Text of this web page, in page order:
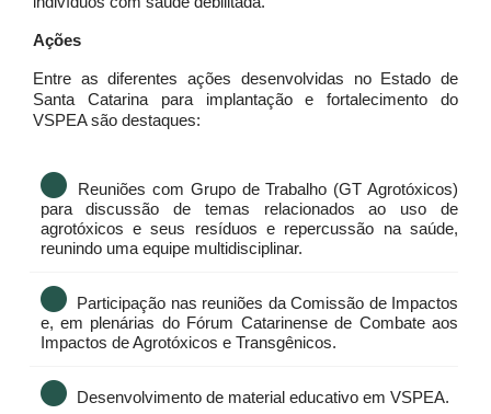
Ações
Entre as diferentes ações desenvolvidas no Estado de
Santa Catarina para implantação e fortalecimento do
VSPEA são destaques:
Reuniões com Grupo de Trabalho (GT Agrotóxicos)
para discussão de temas relacionados ao uso de
agrotóxicos e seus resíduos e repercussão na saúde,
reunindo uma equipe multidisciplinar.
Participação nas reuniões da Comissão de Impactos
e, em plenárias do Fórum Catarinense de Combate aos
Impactos de Agrotóxicos e Transgênicos.
Desenvolvimento de material educativo em VSPEA.